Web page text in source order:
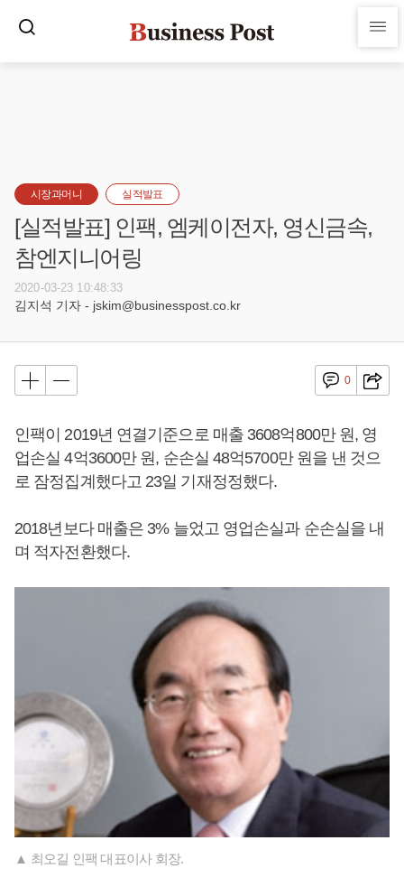
시장과머니 실적발표
[실적발표] 인팩, 엠케이전자, 영신금속,
참엔지니어링
2020-03-23 10:48:33
김지석 기자 - jskim@businesspost.co.kr
0
인팩이 2019년 연결기준으로 매출 3608억800만 원, 영
업손실 4억3600만 원, 순손실 48억5700만 원을 낸 것으
로 잠정집계했다고 23일 기재정정했다.
2018년보다 매출은 3% 늘었고 영업손실과 순손실을 내
며 적자전환했다.
▲ 최오길 인팩 대표이사 회장.